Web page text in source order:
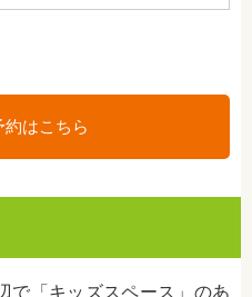
約はこちら
で「キッズスペース」のあ